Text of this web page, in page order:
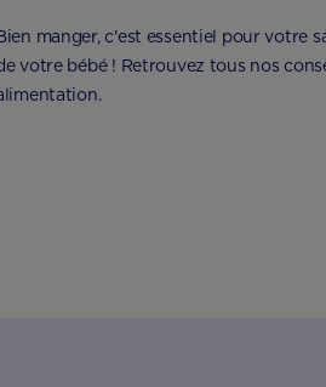
manger, c'est essentiel pour votre
votre bébé ! Retrouvez tous nos